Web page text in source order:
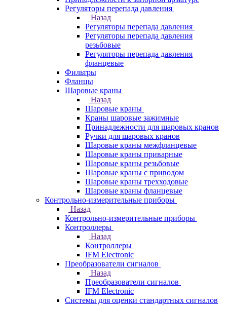
Регуляторы перепада давления
Назад
Регуляторы перепада давления
Регуляторы перепада давления
резьбовые
Регуляторы перепада давления
фланцевые
Фильтры
Фланцы
Шаровые краны
Назад
Шаровые краны
Краны шаровые зажимные
Принадлежности для шаровых кранов
Ручки для шаровых кранов
Шаровые краны межфланцевые
Шаровые краны приварные
Шаровые краны резьбовые
Шаровые краны с приводом
Шаровые краны трехходовые
Шаровые краны фланцевые
Контрольно-измерительные приборы
Назад
Контрольно-измерительные приборы
Контроллеры
Назад
Контроллеры
IFM Electronic
Преобразователи сигналов
Назад
Преобразователи сигналов
IFM Electronic
Системы для оценки стандартных сигналов